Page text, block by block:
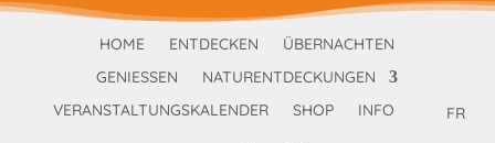
HOME ENTDECKEN
ÜBERNACHTEN
GENIESSEN
NATURENTDECKUNGEN
VERANSTALTUNGSKALENDER
SHOP INFO FR